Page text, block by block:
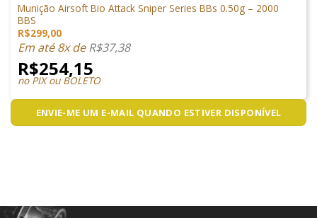
Munição Airsoft Bio Attack Sniper Series BBs 0.50g – 2000
BBS
R$299,00
Em até 8x deR$37,38
R$254,15
no PIX ou BOLETO
ENVIE-ME UM E-MAIL QUANDO ESTIVER DISPONÍVEL